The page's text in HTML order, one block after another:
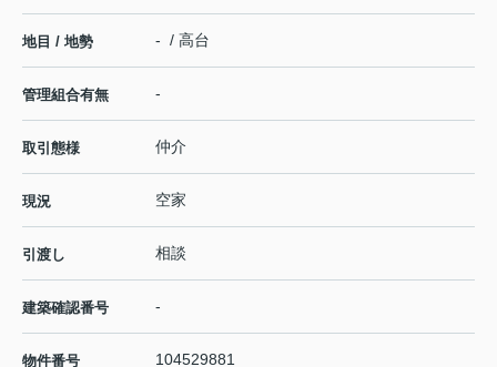
地目 / 地勢 - / 高台
管理組合有無 -
取引態様 仲介
現況 空家
引渡し 相談
建築確認番号 -
物件番号 104529881